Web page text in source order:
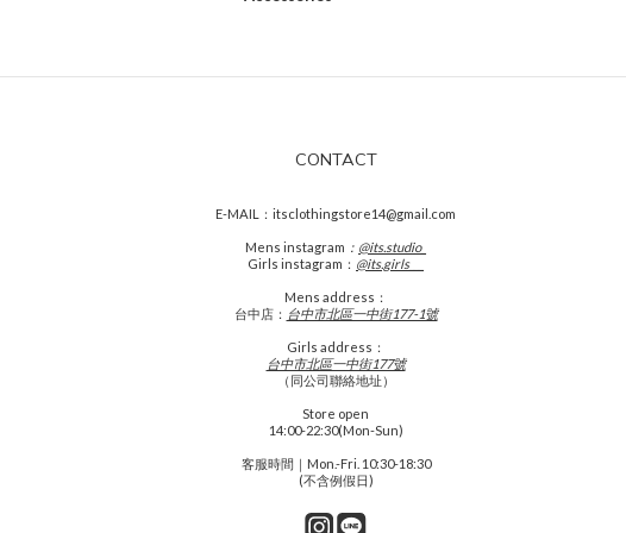
CONTACT
E-MAIL：itsclothingstore14@gmail.com
Mens instagram ： @its.studio_
Girls instagram： @its.girls___
Mens address：
台中店： 台中市北區一中街177-1號
Girls address：
台中市北區一中街177號
（同公司聯絡地址）
Store open
14:00-22:30(Mon-Sun)
客服時間｜Mon.-Fri. 10:30-18:30
(不含例假日)